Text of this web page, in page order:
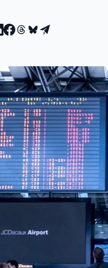
Partager
Facebook
Partager
Threads
Partager
Bluesky
Partager
email